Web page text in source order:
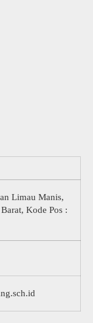
Limau Manis,
Kode Pos :